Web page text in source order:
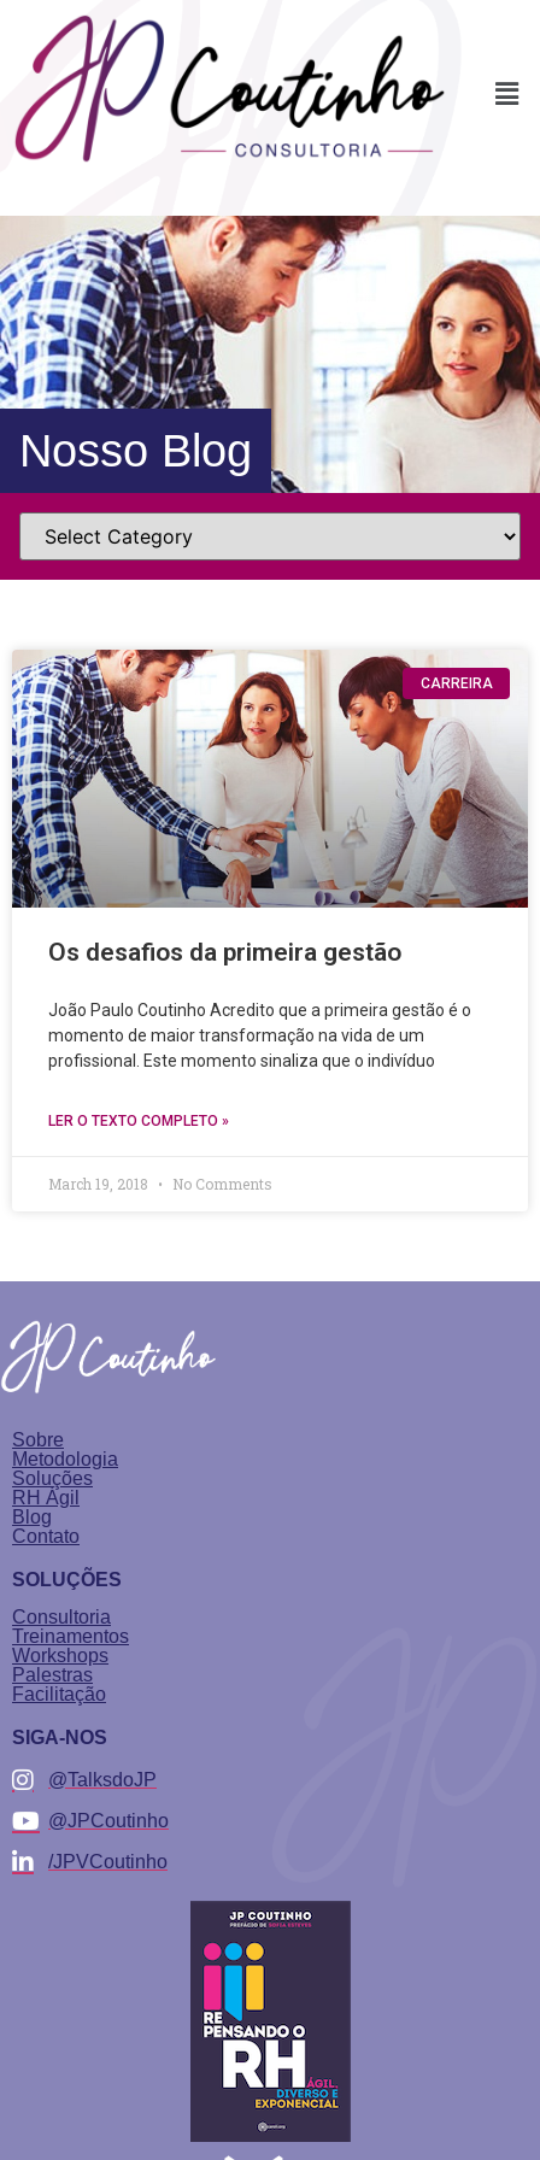
Nosso Blog
CARREIRA
Os desafios da primeira gestão
João Paulo Coutinho Acredito que a primeira gestão é o
momento de maior transformação na vida de um
profissional. Este momento sinaliza que o indivíduo
LER O TEXTO COMPLETO »
March 19, 2018 No Comments
Sobre
Metodologia
Soluções
RH Ágil
Blog
Contato
SOLUÇÕES
Consultoria
Treinamentos
Workshops
Palestras
Facilitação
SIGA-NOS
@TalksdoJP
@JPCoutinho
/JPVCoutinho